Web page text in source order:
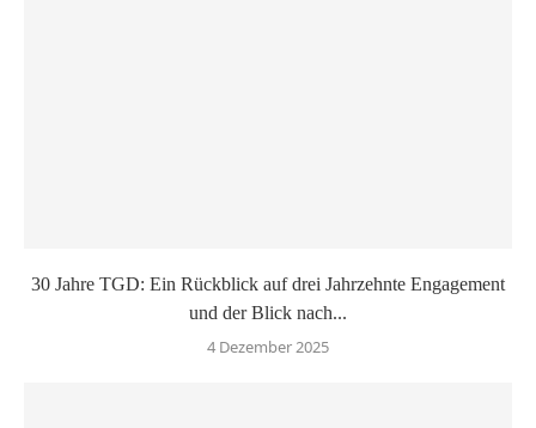
30 Jahre TGD: Ein Rückblick auf drei Jahrzehnte Engagement
und der Blick nach...
4 Dezember 2025